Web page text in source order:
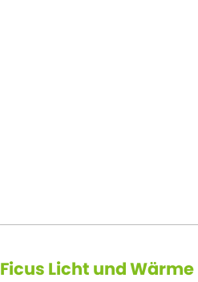
Ficus Licht und Wärme